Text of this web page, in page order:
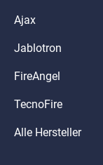
Ajax
Jablotron
FireAngel
TecnoFire
Alle Hersteller